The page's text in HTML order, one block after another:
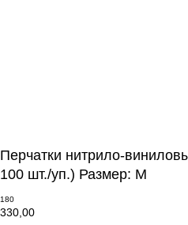
Перчатки нитрило-
100 шт./уп.) Размер: М
180
330,00